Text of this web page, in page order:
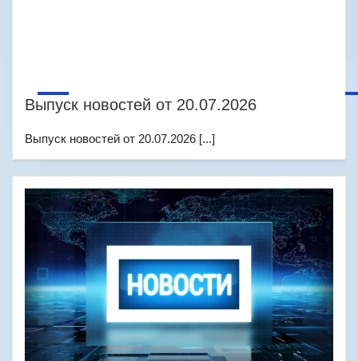
Выпуск новостей от 20.07.2026
Выпуск новостей от 20.07.2026 [...]